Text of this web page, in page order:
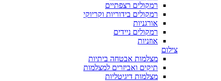
רמקולים רצפתיים
רמקולים בידוריות וקריוקי
אורגניות
רמקולים ניידים
אוזניות
צילום
מצלמות אבטחה ביתיות
תיקים ואביזרים למצלמות
מצלמות דיגיטליות